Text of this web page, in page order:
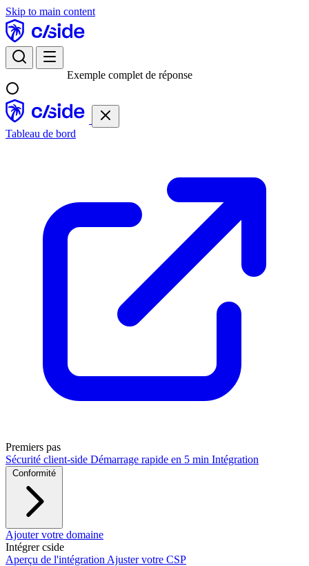
Skip to main content
Exemple complet de réponse
Tableau de bord
Premiers pas
Sécurité client-side Démarrage rapide en 5 min Intégration
Conformité
PCI DSS / PCI Shield
Ajouter votre domaine
Intégrer cside
Aperçu de l'intégration Ajuster votre CSP